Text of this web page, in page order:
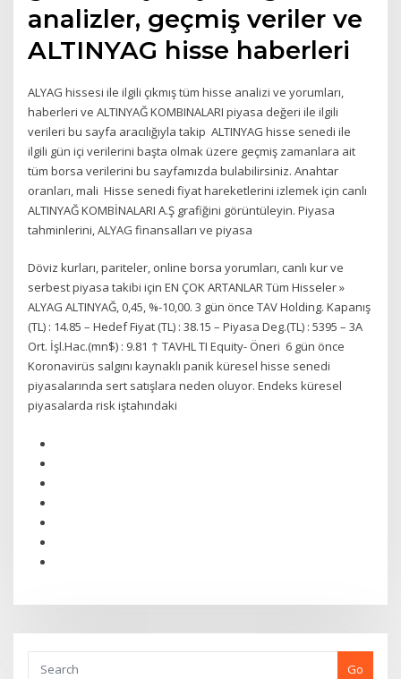
analizler, geçmiş veriler ve
ALTINYAG hisse haberleri
ALYAG hissesi ile ilgili çıkmış tüm hisse analizi ve yorumları,
haberleri ve ALTINYAĞ KOMBINALARI piyasa değeri ile ilgili
verileri bu sayfa aracılığıyla takip ALTINYAG hisse senedi ile
ilgili gün içi verilerini başta olmak üzere geçmiş zamanlara ait
tüm borsa verilerini bu sayfamızda bulabilirsiniz. Anahtar
oranları, mali Hisse senedi fiyat hareketlerini izlemek için canlı
ALTINYAĞ KOMBİNALARI A.Ş grafiğini görüntüleyin. Piyasa
tahminlerini, ALYAG finansalları ve piyasa
Döviz kurları, pariteler, online borsa yorumları, canlı kur ve
serbest piyasa takibi için EN ÇOK ARTANLAR Tüm Hisseler »
ALYAG ALTINYAĞ, 0,45, %-10,00. 3 gün önce TAV Holding. Kapanış
(TL) : 14.85 – Hedef Fiyat (TL) : 38.15 – Piyasa Deg.(TL) : 5395 – 3A
Ort. İşl.Hac.(mn$) : 9.81 ↑ TAVHL TI Equity- Öneri 6 gün önce
Koronavirüs salgını kaynaklı panik küresel hisse senedi
piyasalarında sert satışlara neden oluyor. Endeks küresel
piyasalarda risk iştahındaki
Go